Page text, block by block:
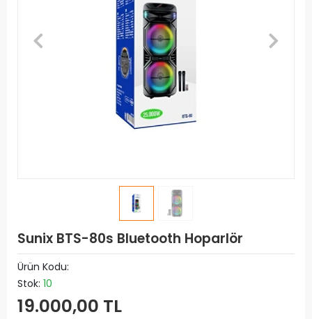
Sunix BTS-80s Bluetooth Hoparlör
Ürün Kodu:
Stok: 10
19.000,00 TL